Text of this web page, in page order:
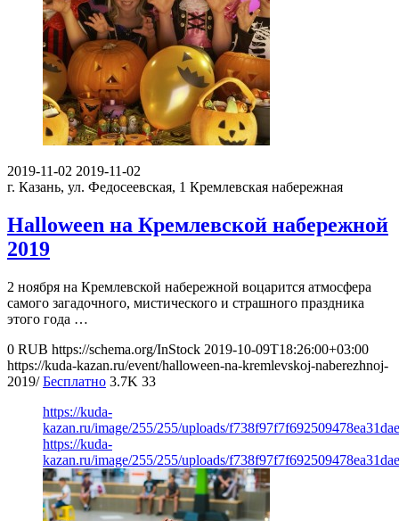
2019-11-02 2019-11-02
г. Казань, ул. Федосеевская, 1 Кремлевская набережная
Halloween на Кремлевской набережной
2019
2 ноября на Кремлевской набережной воцарится атмосфера
самого загадочного, мистического и страшного праздника
этого года …
0 RUB https://schema.org/InStock 2019-10-09T18:26:00+03:00
https://kuda-kazan.ru/event/halloween-na-kremlevskoj-naberezhnoj-
2019/ Бесплатно 3.7K 33
https://kuda-
kazan.ru/image/255/255/uploads/
https://kuda-
kazan.ru/image/255/255/uploads/